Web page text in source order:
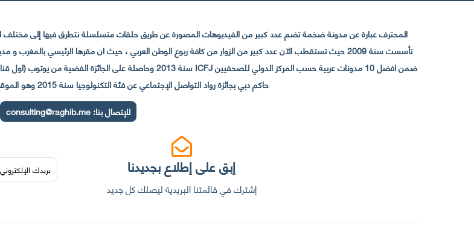
المحترف عبارة عن مدونة ضخمة تضم عدد كبير من الفيديوهات المصورة عن طريق حلقات متسلسلة نتطرق فيها إلى مختلف
حاكم دبي بجائزة رواد التواصل الإجتماعي عن فئة التكنولوجيا سنة 2015 وهو الموقع التقني الاول في المغرب والعالم العربي
للإتصال بنا:consulting@raghib.me
إبق على إطلاع بجديدنا
إشترك في قائمتنا البريدية ليصلك كل جديد